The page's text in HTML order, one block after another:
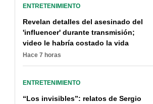
ENTRETENIMIENTO
Revelan detalles del asesinado del
'influencer' durante transmisión;
video le habría costado la vida
Hace 7 horas
ENTRETENIMIENTO
“Los invisibles”: relatos de Sergio